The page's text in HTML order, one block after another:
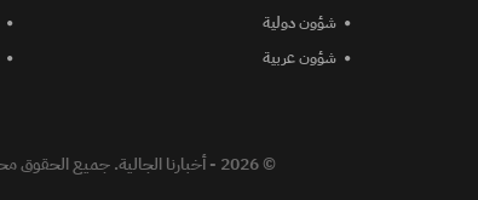
شؤون دولية
شؤون عربية
© 2026 - أخبارنا الجالية. جميع الحقوق محفوظة .